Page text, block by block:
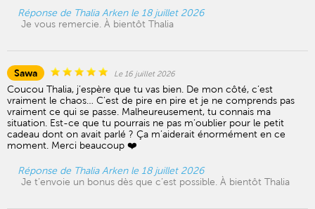
Réponse de Thalia Arken le 18 juillet 2026
Je vous remercie. À bientôt Thalia
Sawa Le 16 juillet 2026
Coucou Thalia, j’espère que tu vas bien. De mon côté, c’est
vraiment le chaos… C’est de pire en pire et je ne comprends pas
vraiment ce qui se passe. Malheureusement, tu connais ma
situation. Est-ce que tu pourrais ne pas m’oublier pour le petit
cadeau dont on avait parlé ? Ça m’aiderait énormément en ce
moment. Merci beaucoup ❤️
Réponse de Thalia Arken le 18 juillet 2026
Je t’envoie un bonus dès que c’est possible. À bientôt Thalia